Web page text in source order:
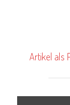
Artikel als